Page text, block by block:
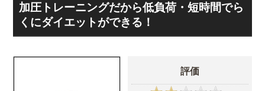
加圧トレーニングだから低負荷・短時間でら
くにダイエットができる！
評価